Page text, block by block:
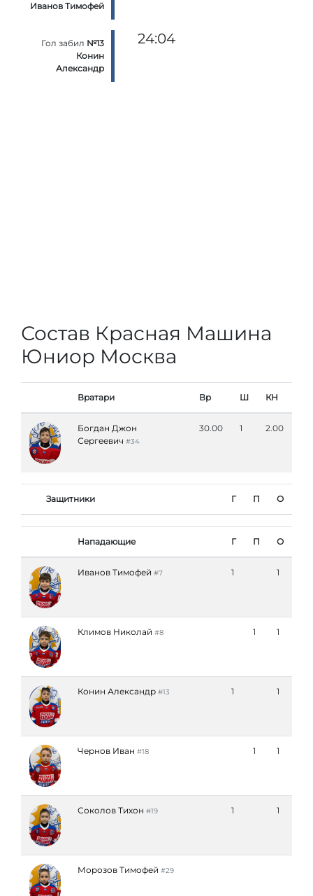
Иванов Тимофей
Гол забил №13
Конин
Александр
24:04
Состав Красная Машина
Юниор Москва
Вратари Вр Ш КН
Богдан Джон
Сергеевич #34
30.00 1 2.00
Защитники Г П О
Нападающие Г П О
Иванов Тимофей #7 1 1
Климов Николай #8 1 1
Конин Александр #13 1 1
Чернов Иван #18 1 1
Соколов Тихон #19 1 1
Морозов Тимофей #29